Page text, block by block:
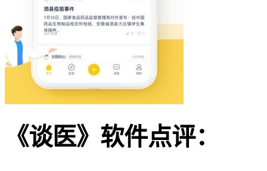
《谈医》软件点评：